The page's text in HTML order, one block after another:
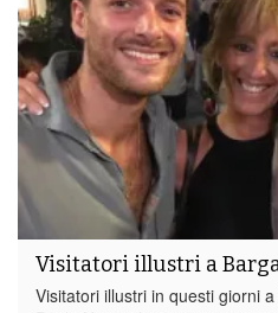
Visitatori illustri a
Visitatori illustri in questi giorni